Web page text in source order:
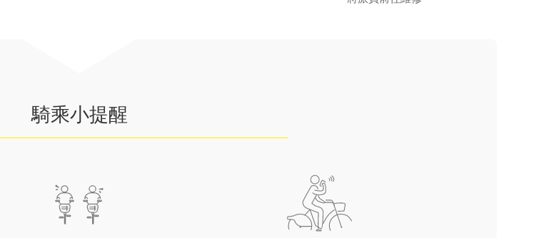
騎乘小提醒